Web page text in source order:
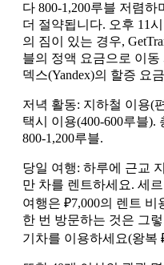
다 800-1,200루블 저렴
더 절약됩니다. 오후 11
의 짐이 있는 경우,
블의 정액 요금으로 이
덱스(Yandex)의 할증 요
저녁 활동: 지하철 이용(
택시 이용(400-600루블).
800-1,200루블.
당일 여행: 하루에 근교
만 차를 렌트하세요. 세
여행은 ₽7,000의 렌트
한 번 방문하는 것은 그
기차를 이용하세요(왕복